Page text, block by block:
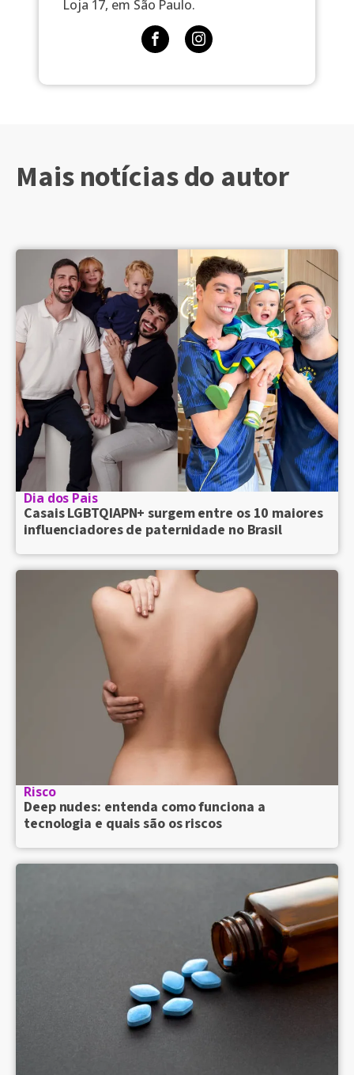
Loja 17, em São Paulo.
Mais notícias do autor
Dia dos Pais
Casais LGBTQIAPN+ surgem entre os 10 maiores
influenciadores de paternidade no Brasil
Risco
Deep nudes: entenda como funciona a
tecnologia e quais são os riscos